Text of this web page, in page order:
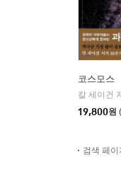
코스모스
칼 세이건
19,800원
검색 페